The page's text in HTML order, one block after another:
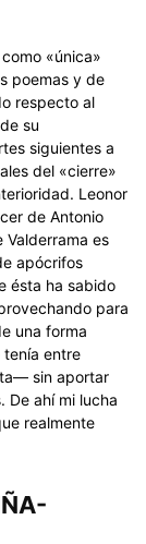
«única»
poemas y de
respecto al
su
siguientes a
del «cierre»
Leonor
de Antonio
Valderrama es
apócrifos
ésta ha sabido
para
una forma
tenía entre
sin aportar
De ahí mi lucha
realmente